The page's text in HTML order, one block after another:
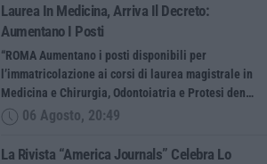
Laurea In Medicina, Arriva Il Decreto:
Aumentano I Posti
“ROMA Aumentano i posti disponibili per
l’immatricolazione ai corsi di laurea magistrale in
Medicina e Chirurgia, Odontoiatria e Protesi den…
06 Agosto, 20:49
La Rivista “America Journals” Celebra Lo